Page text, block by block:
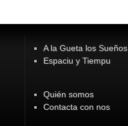
A la Gueta los Sueños
Espaciu y Tiempu
Quién somos
Contacta con nos